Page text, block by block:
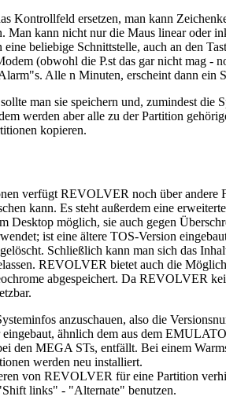
Kontrollfeld ersetzen, man kann
Man kann nicht nur die Maus linear oder
eine beliebige Schnittstelle, auch an den
(obwohl die P.st das gar nicht mag -
Alle n Minuten, erscheint dann
man sie speichern und, zumindest
werden aber alle zu der Partition
kopieren.
verfügt REVOLVER noch über
kann. Es steht außerdem eine
Desktop möglich, sie auch gegen
ist eine ältere TOS-Version
Schließlich kann man sich das
REVOLVER bietet auch die
abgespeichert. Da REVOLVER
anzuschauen, also die
ähnlich dem aus dem
den MEGA STs, entfällt. Bei einem
werden neu installiert.
von REVOLVER für eine Partition
links" - "Alternate" benutzen.